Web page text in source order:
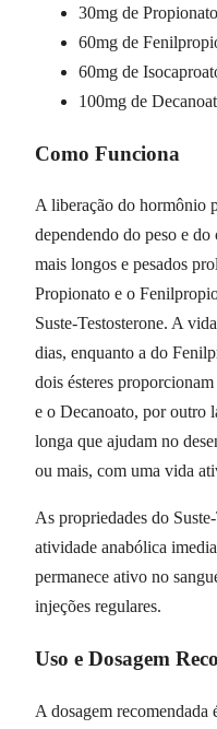
30mg de
60mg de
60mg de
100mg de
Como Funciona
A liberação do hormônio
dependendo do peso e do
mais longos e pesados
Propionato e o
Suste-Testosterone. A
dias, enquanto a do
dois ésteres
e o Decanoato, por outro
longa que ajudam no
ou mais, com uma vida
As propriedades do
atividade anabólica
permanece ativo no
injeções regulares.
Uso e Dosagem
A dosagem recomendada